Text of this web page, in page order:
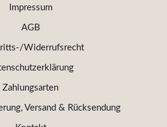
Impressum
AGB
Widerrufsrecht
Zahlungsarten
Versand & Rücksendung